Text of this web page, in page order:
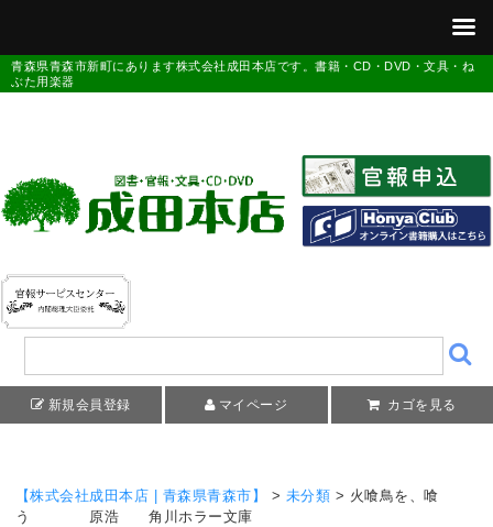
青森県青森市新町にあります株式会社成田本店です。書籍・CD・DVD・文具・ね
ぶた用楽器
新規会員登録 マイページ カゴを見る
【株式会社成田本店 | 青森県青森市】 > 未分類 > 火喰鳥を、喰
う 原浩 角川ホラー文庫